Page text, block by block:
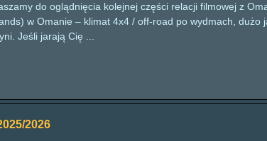
do oglądnięcia kolejnej części relacji filmowej z
w Omanie – klimat 4x4 / off-road po wydmach,
Jeśli jarają Cię ...
2026